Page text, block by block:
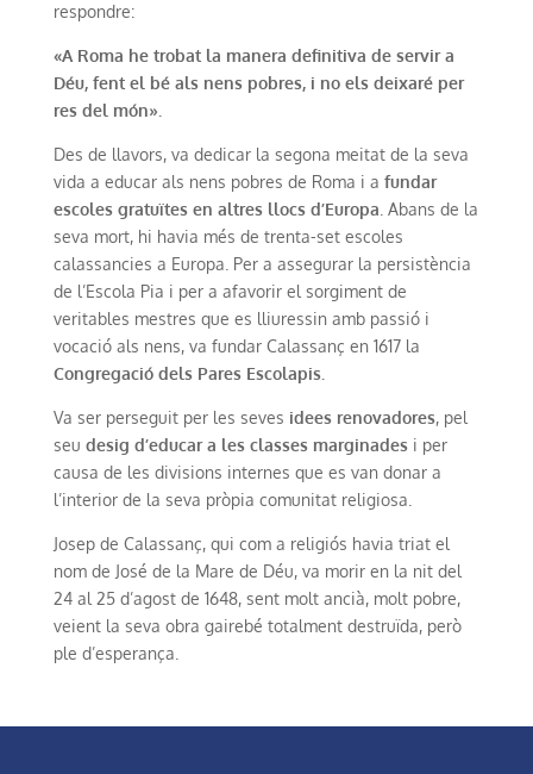
respondre:
«A Roma he trobat la manera definitiva de servir a
Déu, fent el bé als nens pobres, i no els deixaré per
res del món».
Des de llavors, va dedicar la segona meitat de la seva
vida a educar als nens pobres de Roma i a fundar
escoles gratuïtes en altres llocs d’Europa . Abans de la
seva mort, hi havia més de trenta-set escoles
calassancies a Europa. Per a assegurar la persistència
de l’Escola Pia i per a afavorir el sorgiment de
veritables mestres que es lliuressin amb passió i
vocació als nens, va fundar Calassanç en 1617 la
Congregació dels Pares Escolapis.
Va ser perseguit per les seves idees renovadores, pel
seu desig d’educar a les classes marginadesi per
causa de les divisions internes que es van donar a
l’interior de la seva pròpia comunitat religiosa.
Josep de Calassanç, qui com a religiós havia triat el
nom de José de la Mare de Déu, va morir en la nit del
24 al 25 d’agost de 1648, sent molt ancià, molt pobre,
veient la seva obra gairebé totalment destruïda, però
ple d’esperança.